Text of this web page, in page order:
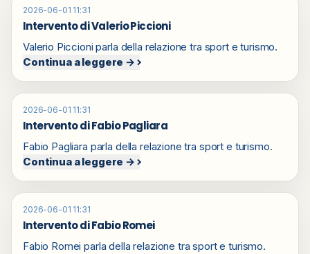
2026-06-01 11:31
Intervento di Valerio Piccioni
Valerio Piccioni parla della relazione tra sport e turismo.
Continua a leggere →
2026-06-01 11:31
Intervento di Fabio Pagliara
Fabio Pagliara parla della relazione tra sport e turismo.
Continua a leggere →
2026-06-01 11:31
Intervento di Fabio Romei
Fabio Romei parla della relazione tra sport e turismo.